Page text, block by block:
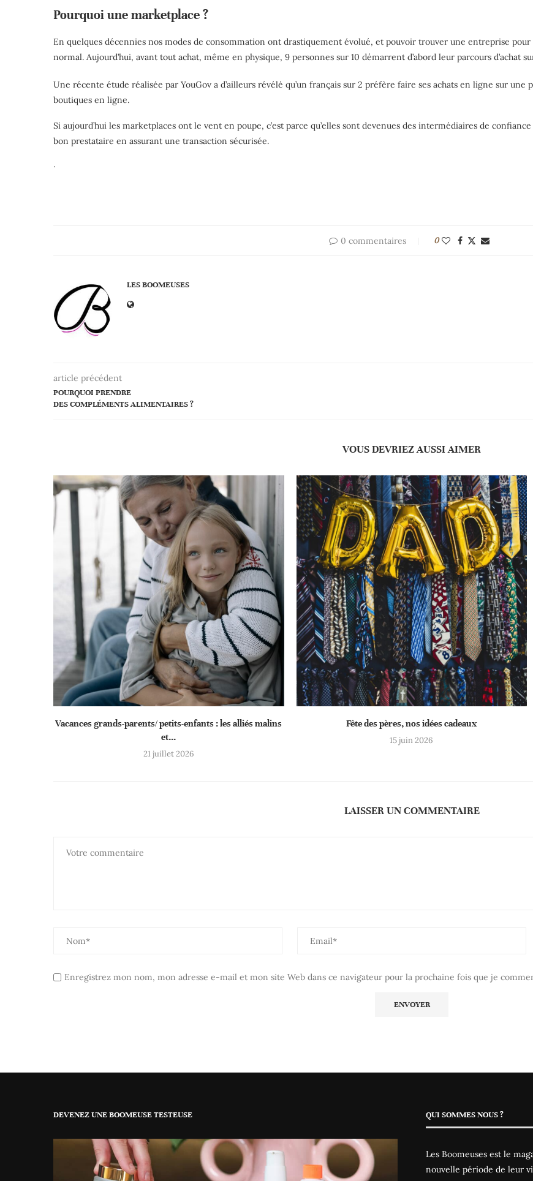
Pourquoi une marketplace ?
En quelques décennies nos modes de consommation ont drastiquement évolué, et pouvoir trouver une entreprise
normal. Aujourd’hui, avant tout achat, même en physique, 9 personnes sur 10 démarrent d’abord leur parcours d’achat
Une récente étude réalisée par YouGov a d’ailleurs révélé qu’un français sur 2 préfère faire ses achats en ligne sur
boutiques en ligne.
Si aujourd’hui les marketplaces ont le vent en poupe, c’est parce qu’elles sont devenues des intermédiaires de
bon prestataire en assurant une transaction sécurisée.
·
0 commentaires 0
LES BOOMEUSES
article précédent
POURQUOI PRENDRE
DES COMPLÉMENTS ALIMENTAIRES ?
VOUS DEVRIEZ AUSSI AIMER
Vacances grands-parents/ petits-enfants : les alliés malins
et...
21 juillet 2026
Fête des pères, nos idées cadeaux
15 juin 2026
LAISSER UN COMMENTAIRE
Enregistrez mon nom, mon adresse e-mail et mon site Web dans ce navigateur pour la prochaine fois que je
DEVENEZ UNE BOOMEUSE TESTEUSE QUI SOMMES NOUS ?
Les Boomeuses est le
nouvelle période de leur